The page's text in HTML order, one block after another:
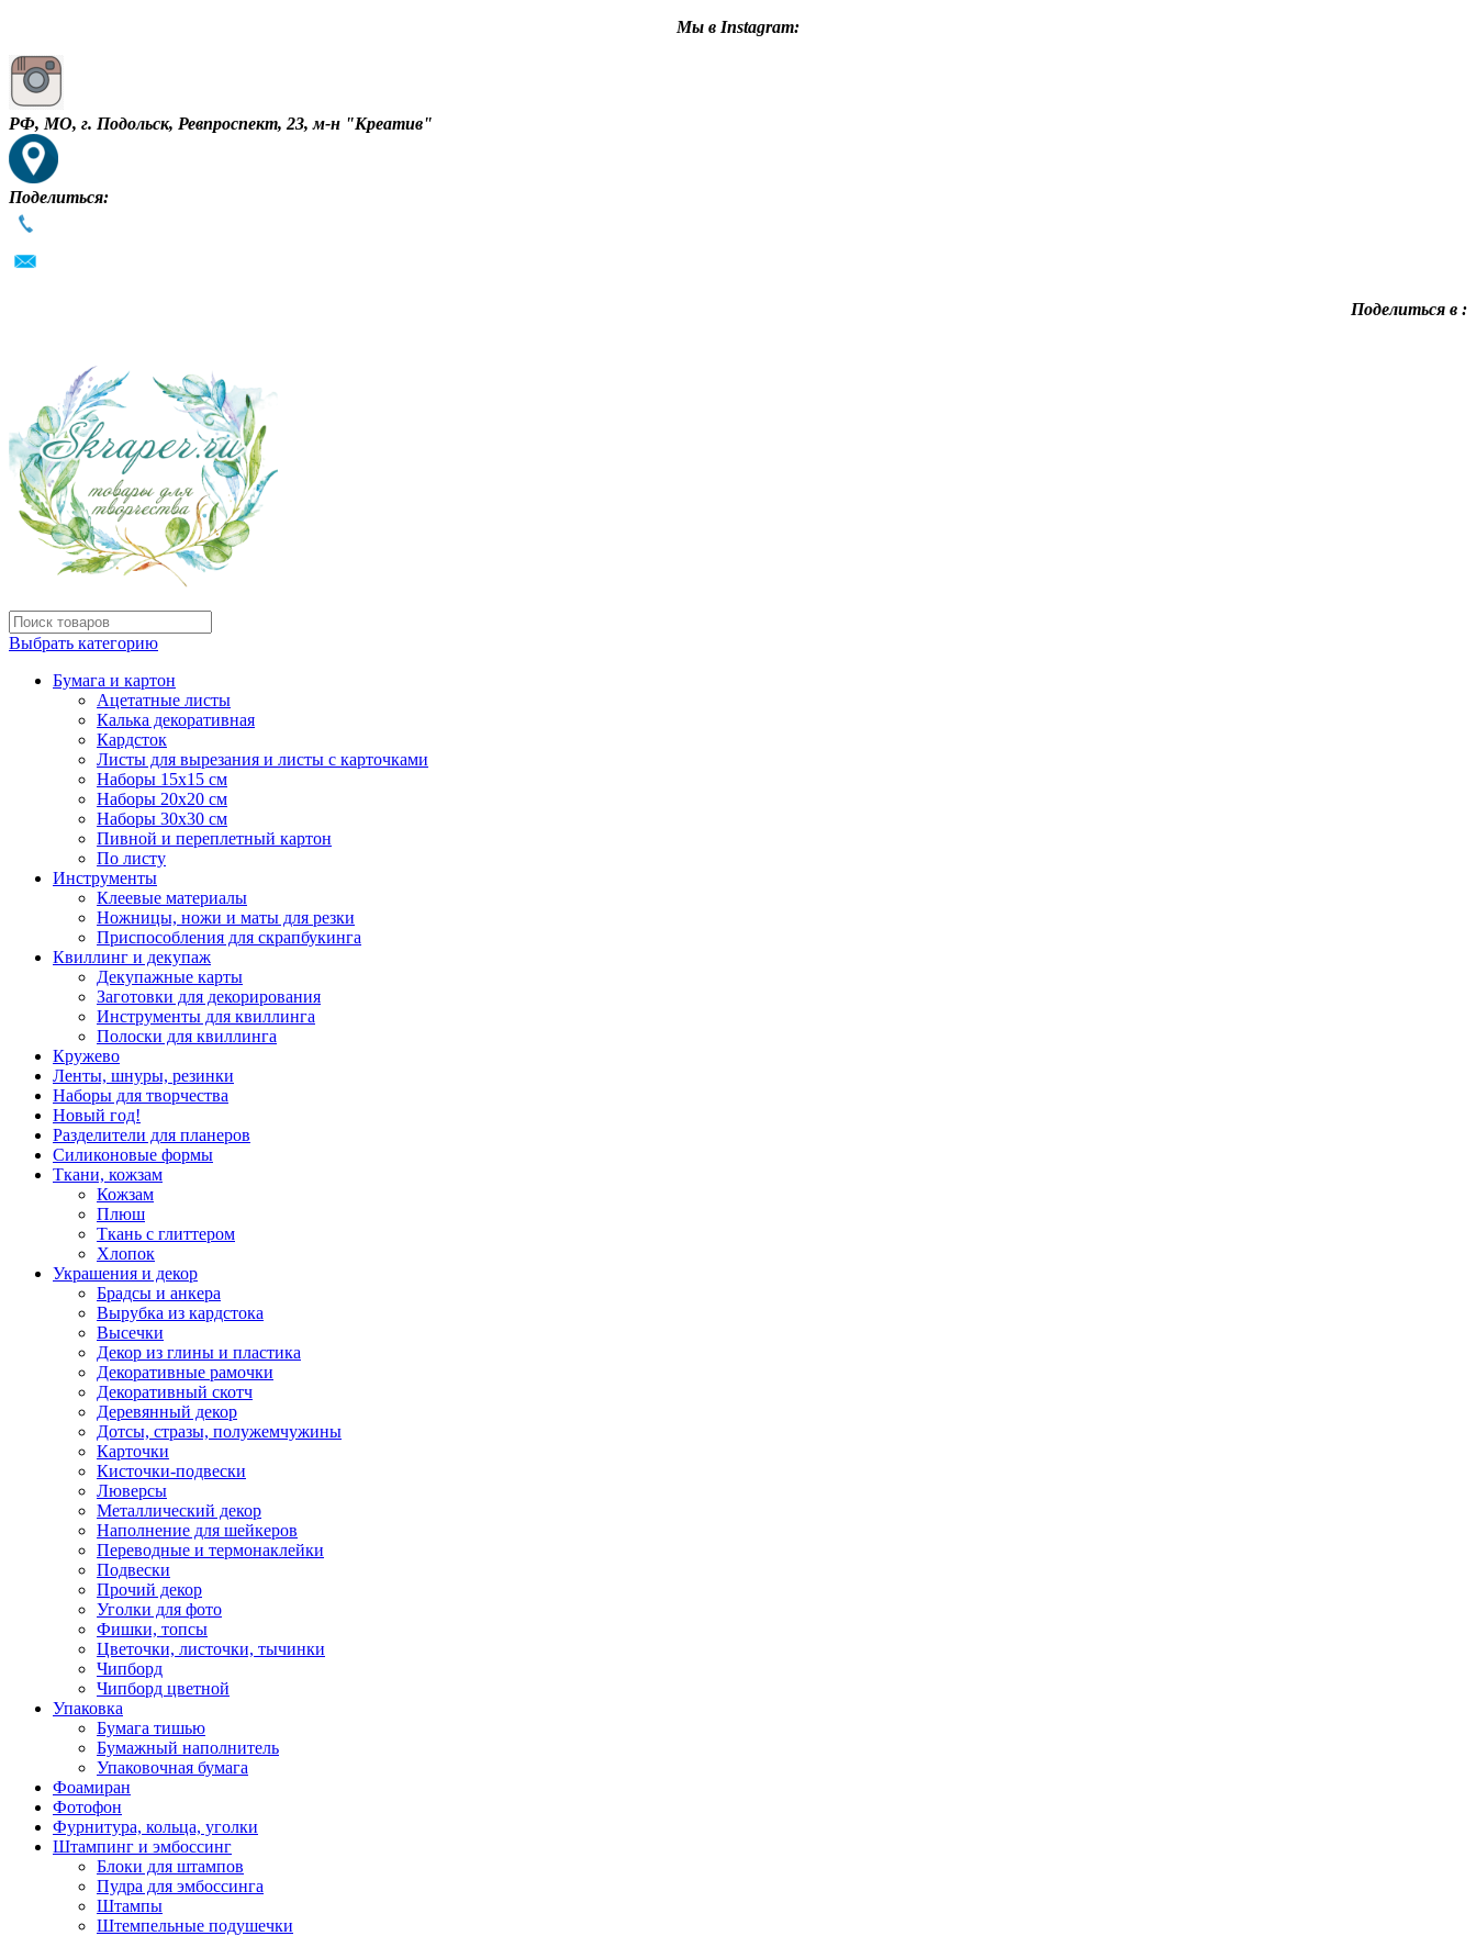
Мы в Instagram:
РФ, МО, г. Подольск, Ревпроспект, 23, м-н "Креатив"
Поделиться:
Поделиться в :
Выбрать категорию
Бумага и картон
Ацетатные листы
Калька декоративная
Кардсток
Листы для вырезания и листы с карточками
Наборы 15х15 см
Наборы 20х20 см
Наборы 30х30 см
Пивной и переплетный картон
По листу
Инструменты
Клеевые материалы
Ножницы, ножи и маты для резки
Приспособления для скрапбукинга
Квиллинг и декупаж
Декупажные карты
Заготовки для декорирования
Инструменты для квиллинга
Полоски для квиллинга
Кружево
Ленты, шнуры, резинки
Наборы для творчества
Новый год!
Разделители для планеров
Силиконовые формы
Ткани, кожзам
Кожзам
Плюш
Ткань с глиттером
Хлопок
Украшения и декор
Брадсы и анкера
Вырубка из кардстока
Высечки
Декор из глины и пластика
Декоративные рамочки
Декоративный скотч
Деревянный декор
Дотсы, стразы, полужемчужины
Карточки
Кисточки-подвески
Люверсы
Металлический декор
Наполнение для шейкеров
Переводные и термонаклейки
Подвески
Прочий декор
Уголки для фото
Фишки, топсы
Цветочки, листочки, тычинки
Чипборд
Чипборд цветной
Упаковка
Бумага тишью
Бумажный наполнитель
Упаковочная бумага
Фоамиран
Фотофон
Фурнитура, кольца, уголки
Штампинг и эмбоссинг
Блоки для штампов
Пудра для эмбоссинга
Штампы
Штемпельные подушечки